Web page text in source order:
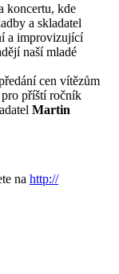
koncertu, kde
a skladatel
a improvizující
naší mladé
cen vítězům
příští ročník
Martin
na http://